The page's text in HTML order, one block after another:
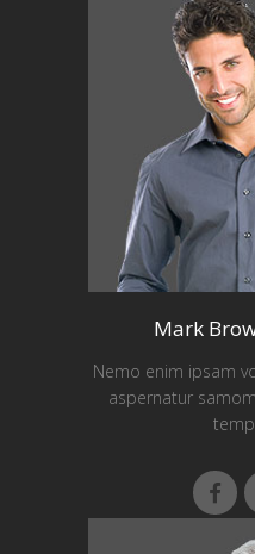
Mark
Nemo enim ipsam
aspernatur